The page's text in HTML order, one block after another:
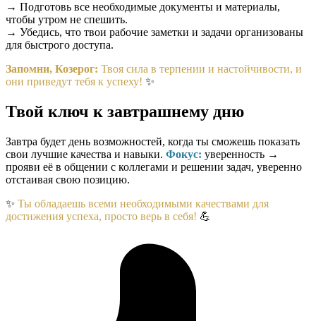
→ Подготовь все необходимые документы и материалы,
чтобы утром не спешить.
→ Убедись, что твои рабочие заметки и задачи организованы
для быстрого доступа.
Запомни, Козерог: Твоя сила в терпении и настойчивости, и
они приведут тебя к успеху! ✨
Твой ключ к завтрашнему дню
Завтра будет день возможностей, когда ты сможешь показать
свои лучшие качества и навыки. Фокус: уверенность →
прояви её в общении с коллегами и решении задач, уверенно
отстаивая свою позицию.
✨ Ты обладаешь всеми необходимыми качествами для
достижения успеха, просто верь в себя! 💪